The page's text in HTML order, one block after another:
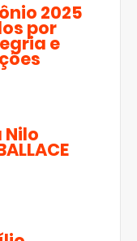
2025
por
e
Nilo